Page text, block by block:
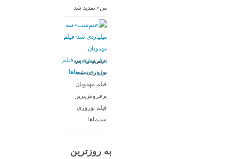
من» تمدید شد
«نیم‌شب» سه
میلیاردی شد/
فیلم مهدویان
پرفروش‌ترین
فیلم نوروزی
سینماها
به روزترین